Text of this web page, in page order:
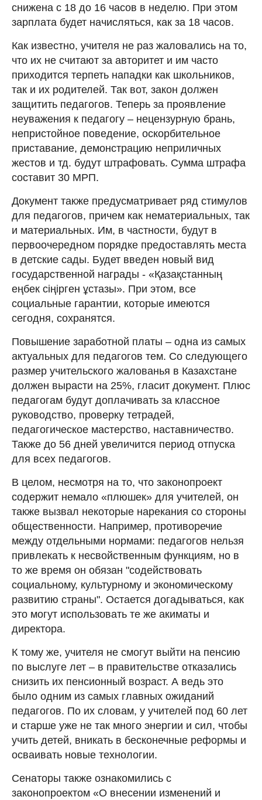
снижена с 18 до 16 часов в неделю. При этом
зарплата будет начисляться, как за 18 часов.
Как известно, учителя не раз жаловались на то,
что их не считают за авторитет и им часто
приходится терпеть нападки как школьников,
так и их родителей. Так вот, закон должен
защитить педагогов. Теперь за проявление
неуважения к педагогу – нецензурную брань,
непристойное поведение, оскорбительное
приставание, демонстрацию неприличных
жестов и тд. будут штрафовать. Сумма штрафа
составит 30 МРП.
Документ также предусматривает ряд стимулов
для педагогов, причем как нематериальных, так
и материальных. Им, в частности, будут в
первоочередном порядке предоставлять места
в детские сады. Будет введен новый вид
государственной награды - «Қазақстанның
еңбек сіңірген ұстазы». При этом, все
социальные гарантии, которые имеются
сегодня, сохранятся.
Повышение заработной платы – одна из самых
актуальных для педагогов тем. Со следующего
размер учительского жалованья в Казахстане
должен вырасти на 25%, гласит документ. Плюс
педагогам будут доплачивать за классное
руководство, проверку тетрадей,
педагогическое мастерство, наставничество.
Также до 56 дней увеличится период отпуска
для всех педагогов.
В целом, несмотря на то, что законопроект
содержит немало «плюшек» для учителей, он
также вызвал некоторые нарекания со стороны
общественности. Например, противоречие
между отдельными нормами: педагогов нельзя
привлекать к несвойственным функциям, но в
то же время он обязан "содействовать
социальному, культурному и экономическому
развитию страны". Остается догадываться, как
это могут использовать те же акиматы и
директора.
К тому же, учителя не смогут выйти на пенсию
по выслуге лет – в правительстве отказались
снизить их пенсионный возраст. А ведь это
было одним из самых главных ожиданий
педагогов. По их словам, у учителей под 60 лет
и старше уже не так много энергии и сил, чтобы
учить детей, вникать в бесконечные реформы и
осваивать новые технологии.
Сенаторы также ознакомились с
законопроектом «О внесении изменений и